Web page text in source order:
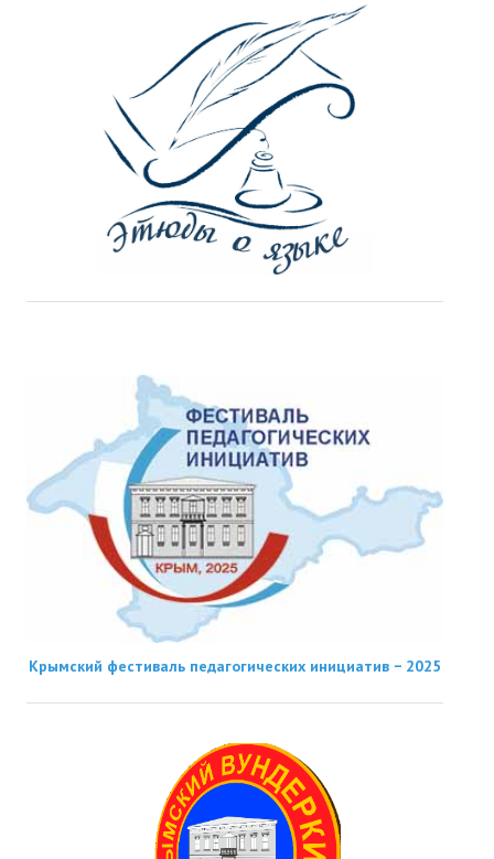
Крымский фестиваль педагогических инициатив − 2025